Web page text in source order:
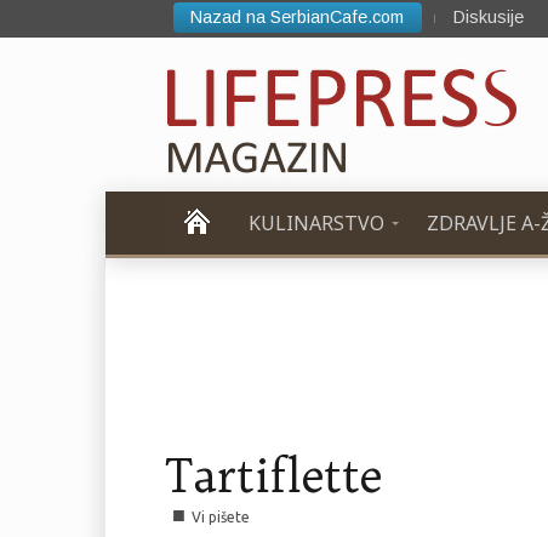
Nazad na SerbianCafe.com Diskusije
KULINARSTVO ZDRAVLJE A-
Tartiflette
■ Vi pišete